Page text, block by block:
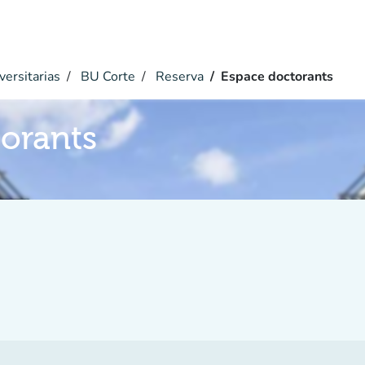
BU Corte Reserva Espace doctorants